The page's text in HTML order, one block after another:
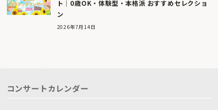
ト｜0歳OK・体験型・本格派 おすすめセレクショ
ン
2026年7月14日
コンサートカレンダー